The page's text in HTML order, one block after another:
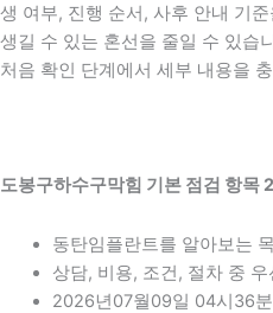
생 여부, 진행 순서, 사후 안내 기
생길 수 있는 혼선을 줄일 수 있
처음 확인 단계에서 세부 내용을
도봉구하수구막힘 기본 점검 항
동탄임플란트를 알아보는
상담, 비용, 조건, 절차 중
2026년07월09일 04시36